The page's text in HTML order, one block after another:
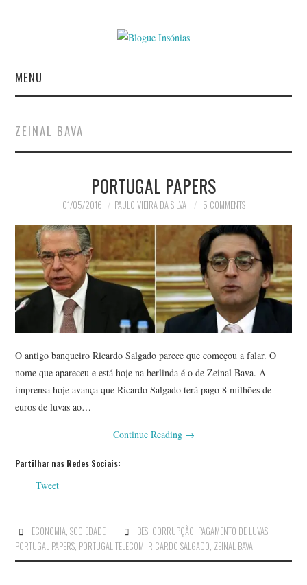
MENU
AUTORES
PRIVACIDADE
ZEINAL BAVA
PORTUGAL PAPERS
01/05/2016 PAULO VIEIRA DA SILVA 5 COMMENTS
O antigo banqueiro Ricardo Salgado parece que começou a falar. O
nome que apareceu e está hoje na berlinda é o de Zeinal Bava. A
imprensa hoje avança que Ricardo Salgado terá pago 8 milhões de
euros de luvas ao…
Continue Reading →
Partilhar nas Redes Sociais:
Tweet
ECONOMIA, SOCIEDADE BES, CORRUPÇÃO, PAGAMENTO DE LUVAS,
PORTUGAL PAPERS, PORTUGAL TELECOM, RICARDO SALGADO, ZEINAL BAVA